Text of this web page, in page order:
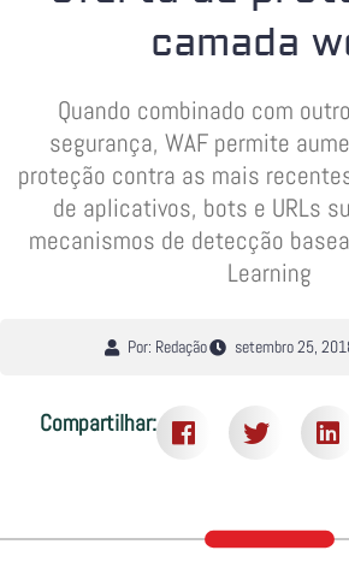
camada
Quando combinado com
segurança, WAF permite
proteção contra as mais
de aplicativos, bots e URLs
mecanismos de detecção
Learning
Por: Redação setembro 25,
Compartilhar: